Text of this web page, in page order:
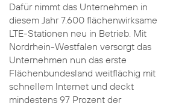
Dafür nimmt das Unternehmen in
diesem Jahr 7.600 flächenwirksame
LTE-Stationen neu in Betrieb. Mit
Nordrhein-Westfalen versorgt das
Unternehmen nun das erste
Flächenbundesland weitflächig mit
schnellem Internet und deckt
mindestens 97 Prozent der